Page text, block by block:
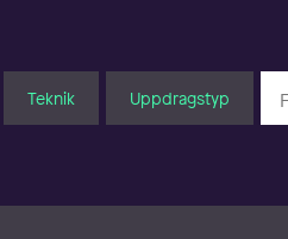
Teknik Uppdragstyp